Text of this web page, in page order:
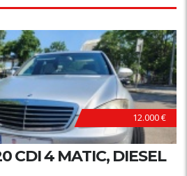
12.000 €
CDI 4 MATIC, DIESEL